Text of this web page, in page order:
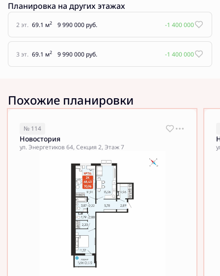
Планировка на других этажах
2 эт. 69.1 м2 9 990 000 руб. -1 400 000
3 эт. 69.1 м2 9 990 000 руб. -1 400 000
Похожие планировки
№ 114
Новостория
ул. Энергетиков 64, Секция 2, Этаж 7